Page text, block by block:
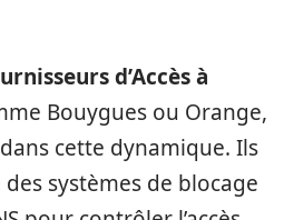
d’Accès à
Bouygues ou Orange,
cette dynamique. Ils
systèmes de blocage